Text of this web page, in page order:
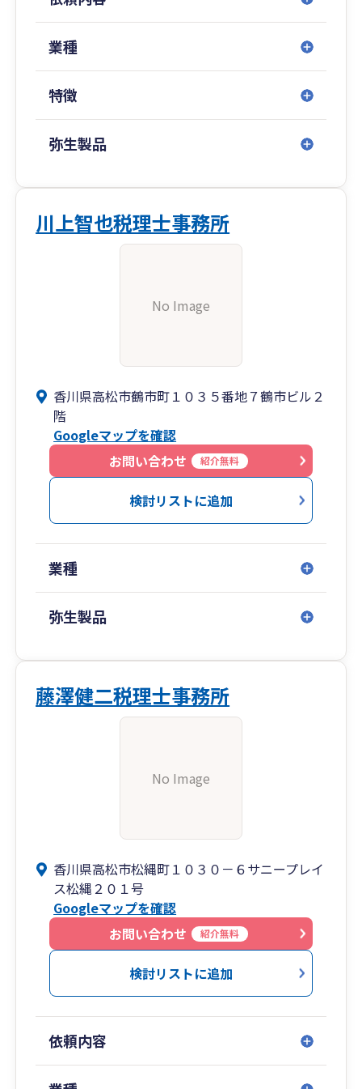
業種
特徴
弥生製品
川上智也税理士事務所
No Image
香川県高松市鶴市町１０３５番地７鶴市ビル２
階
Googleマップを確認
お問い合わせ
紹介無料
検討リストに追加
業種
弥生製品
藤澤健二税理士事務所
No Image
香川県高松市松縄町１０３０－６サニープレイ
ス松縄２０１号
Googleマップを確認
お問い合わせ
紹介無料
検討リストに追加
依頼内容